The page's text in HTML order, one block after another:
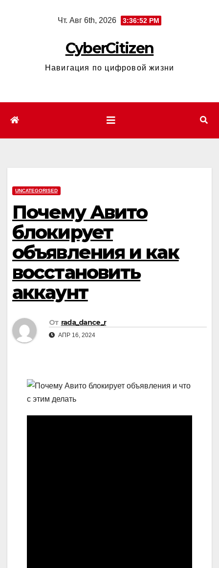
Чт. Авг 6th, 2026 3:36:53 PM
CyberCitizen
Навигация по цифровой жизни
UNCATEGORISED
Почему Авито
блокирует
объявления и как
восстановить
аккаунт
От rada_dance_r
АПР 16, 2024